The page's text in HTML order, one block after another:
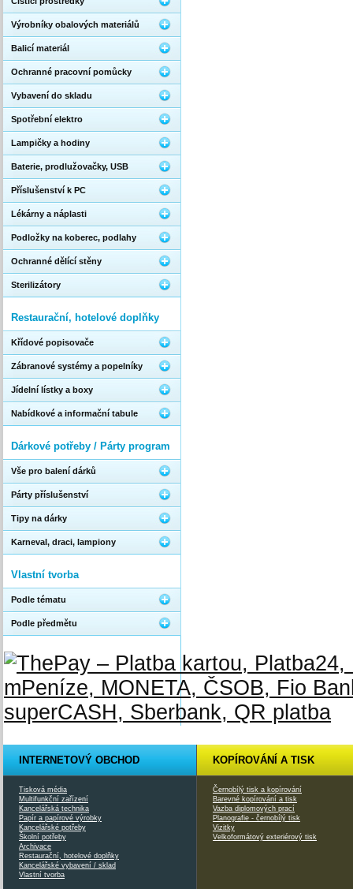
Výrobníky obalových materiálů
Balicí materiál
Ochranné pracovní pomůcky
Vybavení do skladu
Spotřební elektro
Lampičky a hodiny
Baterie, prodlužovačky, USB
Příslušenství k PC
Lékárny a náplasti
Podložky na koberec, podlahy
Ochranné dělící stěny
Sterilizátory
Restaurační, hotelové doplňky
Křídové popisovače
Zábranové systémy a popelníky
Jídelní lístky a boxy
Nabídkové a informační tabule
Dárkové potřeby / Párty program
Vše pro balení dárků
Párty příslušenství
Tipy na dárky
Karneval, draci, lampiony
Vlastní tvorba
Podle tématu
Podle předmětu
INTERNETOVÝ OBCHOD
Tisková média
Multifunkční zařízení
Kancelářská technika
Papír a papírové výrobky
Kancelářské potřeby
Školní potřeby
Archivace
Restaurační, hotelové doplňky
Kancelářské vybavení / sklad
Vlastní tvorba
KOPÍROVÁNÍ A TISK
Černobílý tisk a kopírování
Barevné kopírování a tisk
Vazba diplomových prací
Planografie - černobílý tisk
Vizitky
Velkoformátový exteriérový tisk